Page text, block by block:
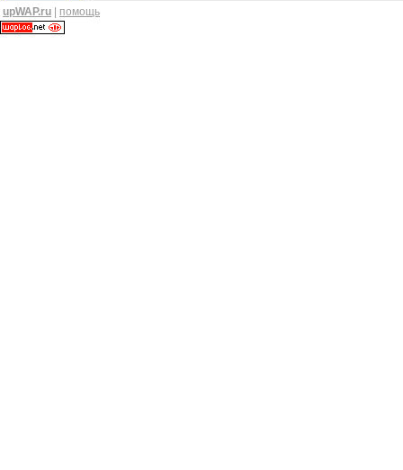
upWAP.ru помощь